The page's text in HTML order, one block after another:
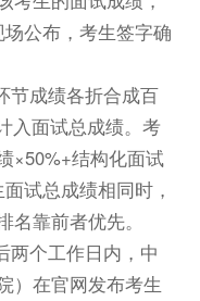
公布，考生签字确
节成绩各折合成百
入面试总成绩。考
×50%+结构化面试
试总成绩相同时，
靠前者优先。
两个工作日内，中
）在官网发布考生